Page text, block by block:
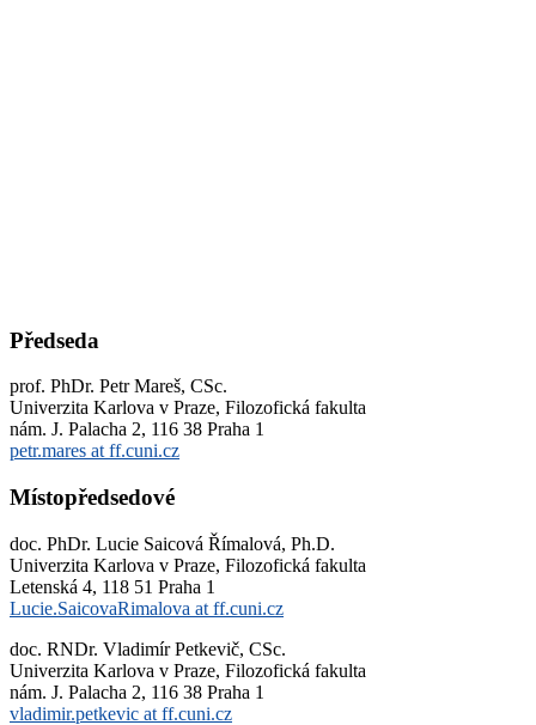
Předseda
prof. PhDr. Petr Mareš, CSc.
Univerzita Karlova v Praze, Filozofická fakulta
nám. J. Palacha 2, 116 38 Praha 1
petr.mares at ff.cuni.cz
Místopředsedové
doc. PhDr. Lucie Saicová Římalová, Ph.D.
Univerzita Karlova v Praze, Filozofická fakulta
Letenská 4, 118 51 Praha 1
Lucie.SaicovaRimalova at ff.cuni.cz
doc. RNDr. Vladimír Petkevič, CSc.
Univerzita Karlova v Praze, Filozofická fakulta
nám. J. Palacha 2, 116 38 Praha 1
vladimir.petkevic at ff.cuni.cz